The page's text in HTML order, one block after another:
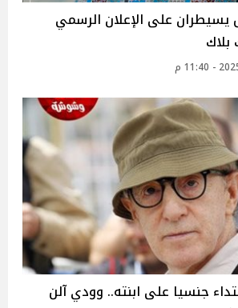
يسيطران على الإعلان الرسمي
جنسيا على ابنته.. وودي آلن